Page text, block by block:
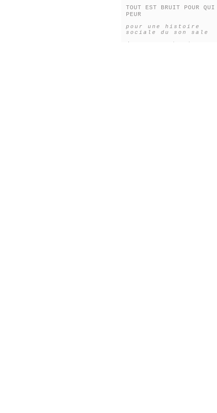
TOUT EST BRUIT POUR
PEUR
pour une histoire
sociale du son sale